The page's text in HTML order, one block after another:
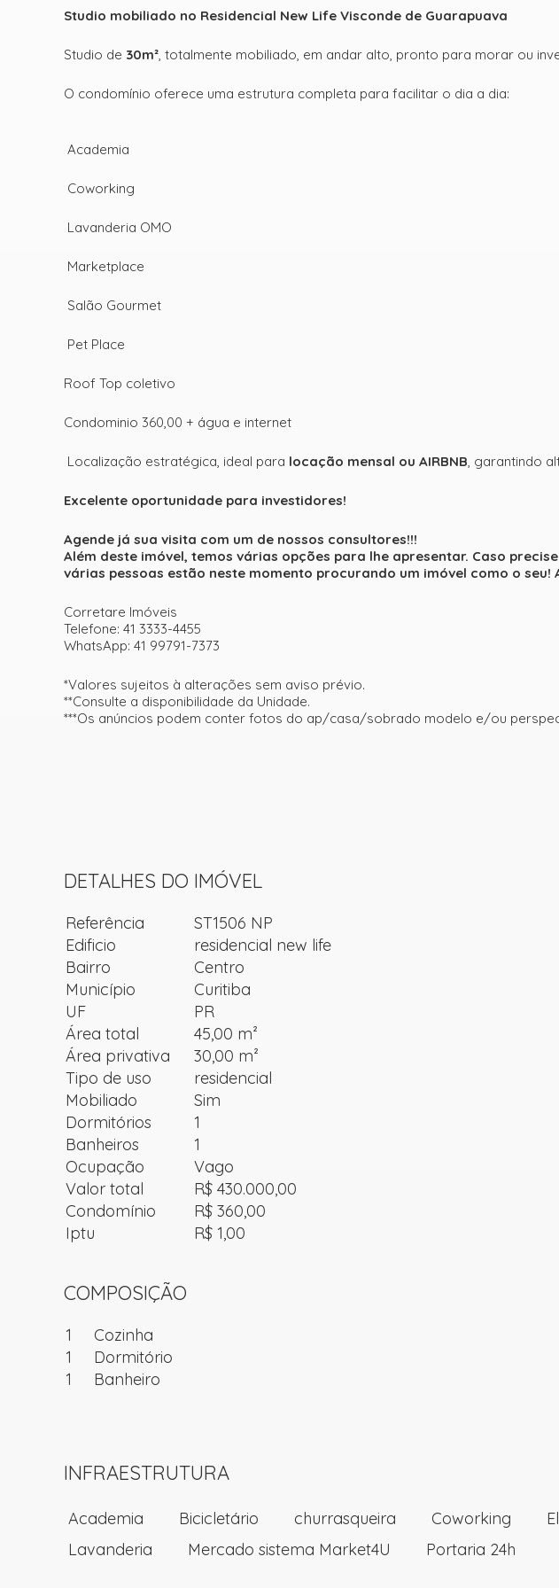
Studio mobiliado no Residencial New Life Visconde de Guarapuava
Studio de 30m², totalmente mobiliado, em andar alto, pronto para morar ou
O condomínio oferece uma estrutura completa para facilitar o dia a dia:
Academia
Coworking
Lavanderia OMO
Marketplace
Salão Gourmet
Pet Place
Roof Top coletivo
Condominio 360,00 + água e internet
Localização estratégica, ideal para locação mensal ou AIRBNB, garantindo
Excelente oportunidade para investidores!
Agende já sua visita com um de nossos consultores!!!
Além deste imóvel, temos várias opções para lhe apresentar. Caso
várias pessoas estão neste momento procurando um imóvel como o
Corretare Imóveis
Telefone: 41 3333-4455
WhatsApp: 41 99791-7373
*Valores sujeitos à alterações sem aviso prévio.
**Consulte a disponibilidade da Unidade.
***Os anúncios podem conter fotos do ap/casa/sobrado modelo e/ou
DETALHES DO IMÓVEL
Referência
ST1506 NP
Edificio
residencial new life
Bairro
Centro
Município
Curitiba
UF
PR
Área total
45,00 m²
Área privativa
30,00 m²
Tipo de uso
residencial
Mobiliado
Sim
Dormitórios
1
Banheiros
1
Ocupação
Vago
Valor total
R$ 430.000,00
Condomínio
R$ 360,00
Iptu
R$ 1,00
COMPOSIÇÃO
1
Cozinha
1
Dormitório
1
Banheiro
INFRAESTRUTURA
Academia Bicicletário churrasqueira Coworking
Lavanderia
Mercado sistema Market4U Portaria 24h